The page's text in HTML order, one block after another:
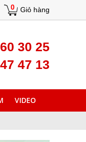
0 Giỏ hàng
30 25
47 13
VIDEO